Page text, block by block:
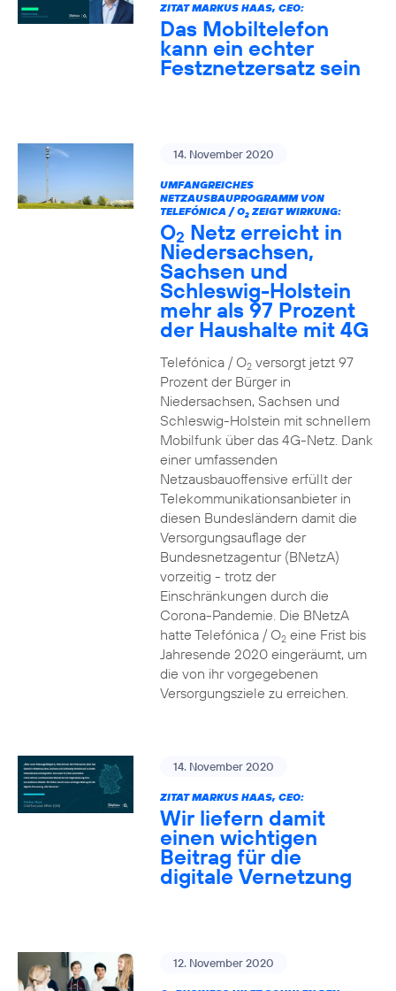
ZITAT MARKUS HAAS, CEO:
Das Mobiltelefon
kann ein echter
Festznetzersatz sein
14. November 2020
UMFANGREICHES
NETZAUSBAUPROGRAMM VON
TELEFÓNICA / O2ZEIGT WIRKUNG:
O2 Netz erreicht in
Niedersachsen,
Sachsen und
Schleswig-Holstein
mehr als 97 Prozent
der Haushalte mit 4G
Telefónica / O2versorgt jetzt 97
Prozent der Bürger in
Niedersachsen, Sachsen und
Schleswig-Holstein mit schnellem
Mobilfunk über das 4G-Netz. Dank
einer umfassenden
Netzausbauoffensive erfüllt der
Telekommunikationsanbieter in
diesen Bundesländern damit die
Versorgungsauflage der
Bundesnetzagentur (BNetzA)
vorzeitig - trotz der
Einschränkungen durch die
Corona-Pandemie. Die BNetzA
hatte Telefónica / O2eine Frist bis
Jahresende 2020 eingeräumt, um
die von ihr vorgegebenen
Versorgungsziele zu erreichen.
14. November 2020
ZITAT MARKUS HAAS, CEO:
Wir liefern damit
einen wichtigen
Beitrag für die
digitale Vernetzung
12. November 2020